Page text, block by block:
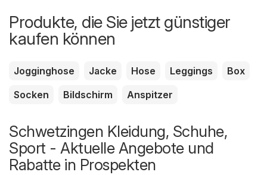
Produkte, die Sie jetzt günstiger
kaufen können
Jogginghose Jacke Hose Leggings
Box
Socken
Bildschirm Anspitzer
Schwetzingen Kleidung, Schuhe,
Sport - Aktuelle Angebote und
Rabatte in Prospekten